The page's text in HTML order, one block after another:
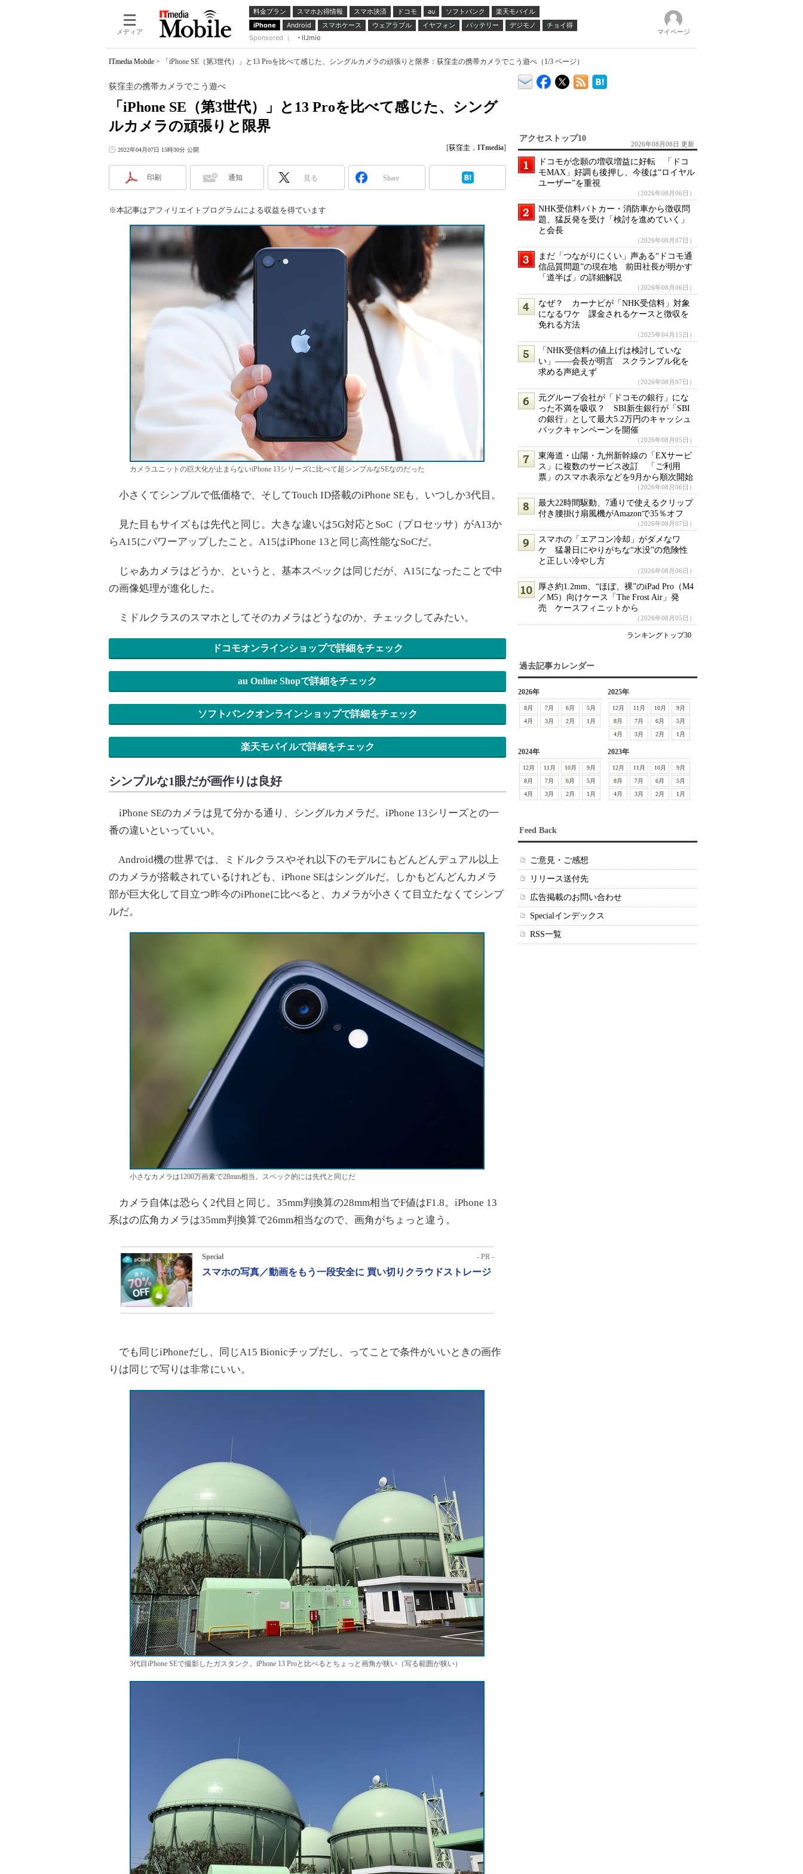
メディア
料金プラン スマホお得情報 スマホ決済 ドコモ au ソフトバンク
楽天モバイル
iPhone
Android スマホケース ウェアラブル イヤフォン バッテリー デジモノ
チョイ得
Sponsored ｜
IIJmio
マイページ
ITmedia Mobile > 「iPhone SE（第3世代）」と13 Proを比べて感じた、シングルカメラの頑張りと限界：荻窪圭の携帯カメラでこう遊べ（1/3 ページ）
「iPhone SE（第3世代）」と13 Proを比べて感じた、シング
ルカメラの頑張りと限界
荻窪圭の携帯カメラでこう遊べ
2022年04月07日 15時30分 公開 [荻窪圭 ， ITmedia]
印刷 通知 見る Share
※本記事はアフィリエイトプログラムによる収益を得ています
カメラユニットの巨大化が止まらないiPhone 13シリーズに比べて超シンプルなSEなのだった
小さくてシンプルで低価格で、そしてTouch ID搭載のiPhone SEも、いつしか3代目。
見た目もサイズもは先代と同じ。大きな違いは5G対応とSoC（プロセッサ）がA13か
らA15にパワーアップしたこと。A15はiPhone 13と同じ高性能なSoCだ。
じゃあカメラはどうか、というと、基本スペックは同じだが、A15になったことで中
の画像処理が進化した。
ミドルクラスのスマホとしてそのカメラはどうなのか、チェックしてみたい。
ドコモオンラインショップで詳細をチェック
au Online Shopで詳細をチェック
ソフトバンクオンラインショップで詳細をチェック
楽天モバイルで詳細をチェック
シンプルな1眼だが画作りは良好
iPhone SEのカメラは見て分かる通り、シングルカメラだ。iPhone 13シリーズとの一
番の違いといっていい。
Android機の世界では、ミドルクラスやそれ以下のモデルにもどんどんデュアル以上
のカメラが搭載されているけれども、iPhone SEはシングルだ。しかもどんどんカメラ
部が巨大化して目立つ昨今のiPhoneに比べると、カメラが小さくて目立たなくてシンプ
ルだ。
小さなカメラは1200万画素で28mm相当。スペック的には先代と同じだ
カメラ自体は恐らく2代目と同じ。35mm判換算の28mm相当でF値はF1.8。iPhone 13
系はの広角カメラは35mm判換算で26mm相当なので、画角がちょっと違う。
Special - PR -
スマホの写真／動画をもう一段安全に 買い切りクラウドストレージ
でも同じiPhoneだし、同じA15 Bionicチップだし、ってことで条件がいいときの画作
りは同じで写りは非常にいい。
3代目iPhone SEで撮影したガスタンク。iPhone 13 Proと比べるとちょっと画角が狭い（写る範囲が狭い）
アクセストップ10
2026年08月08日 更新
ドコモが念願の増収増益に好転 「ドコ
モMAX」好調も後押し、今後は“ロイヤル
ユーザー”を重視
（2026年08月06日）
NHK受信料パトカー・消防車から徴収問
題、猛反発を受け「検討を進めていく」
と会長
（2026年08月07日）
まだ「つながりにくい」声ある“ドコモ通
信品質問題”の現在地 前田社長が明かす
「道半ば」の詳細解説
（2026年08月06日）
なぜ？ カーナビが「NHK受信料」対象
になるワケ 課金されるケースと徴収を
免れる方法
（2025年04月15日）
「NHK受信料の値上げは検討していな
い」――会長が明言 スクランブル化を
求める声絶えず
（2026年08月07日）
元グループ会社が「ドコモの銀行」にな
った不満を吸収？ SBI新生銀行が「SBI
の銀行」として最大5.2万円のキャッシュ
バックキャンペーンを開催
（2026年08月05日）
東海道・山陽・九州新幹線の「EXサービ
ス」に複数のサービス改訂 「ご利用
票」のスマホ表示などを9月から順次開始
（2026年08月06日）
最大22時間駆動、7通りで使えるクリップ
付き腰掛け扇風機がAmazonで35％オフ
（2026年08月07日）
スマホの「エアコン冷却」がダメなワ
ケ 猛暑日にやりがちな“水没”の危険性
と正しい冷やし方
（2026年08月06日）
厚さ約1.2mm、“ほぼ、裸”のiPad Pro（M4
／M5）向けケース「The Frost Air」発
売 ケースフィニットから
（2026年08月05日）
ランキングトップ30
過去記事カレンダー
2026年
8月 7月 6月
5月
4月
3月 2月 1月
2025年
12月 11月 10月
9月
8月
7月 6月
5月
4月
3月 2月 1月
2024年
12月 11月 10月
9月
8月
7月 6月
5月
4月
3月 2月 1月
2023年
12月 11月 10月
9月
8月
7月 6月
5月
4月
3月 2月 1月
Feed Back
ご意見・ご感想
リリース送付先
広告掲載のお問い合わせ
Specialインデックス
RSS一覧